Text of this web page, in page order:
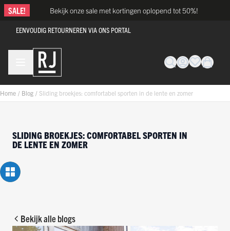
Ga naar de inhoud
SALE! Bekijk onze sale met kortingen oplopend tot 50%!
EENVOUDIG RETOURNEREN VIA ONS PORTAL
Home / Blog / Sliding broekjes: comfortabel sporten in de lente en zomer
SLIDING BROEKJES: COMFORTABEL SPORTEN IN
DE LENTE EN ZOMER
Bekijk alle blogs